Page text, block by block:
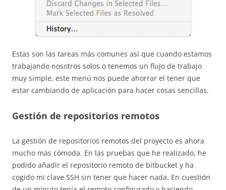
Estas son las tareas más comunes así que cuando estamos
trabajando nosotros solos o tenemos un flujo de trabajo
muy simple, este menú nos puede ahorrar el tener que
estar cambiando de aplicación para hacer cosas sencillas.
Gestión de repositorios remotos
La gestión de repositorios remotos del proyecto es ahora
mucho más cómoda. En las pruebas que he realizado, he
podido añadir el repositorio remoto de bitbucket y ha
cogido mi clave SSH sin tener que hacer nada. En cuestión